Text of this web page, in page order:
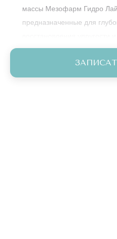
массы Мезофарм Гидро
предназначенные для
разглаживания мелких
лица. Подходят для кожи
нуждающейся в